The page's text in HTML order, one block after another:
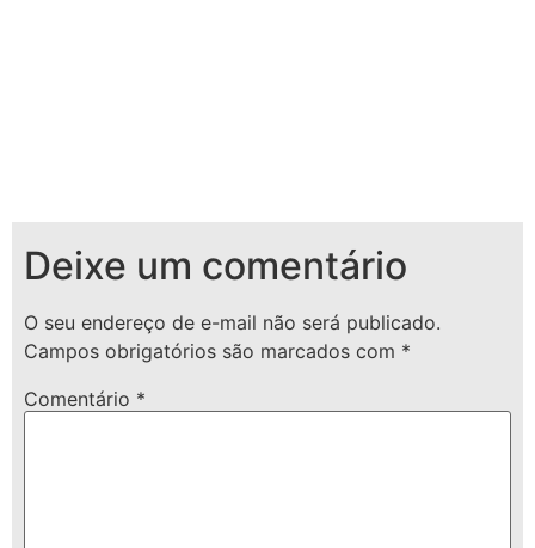
Deixe um comentário
O seu endereço de e-mail não será publicado.
Campos obrigatórios são marcados com *
Comentário *